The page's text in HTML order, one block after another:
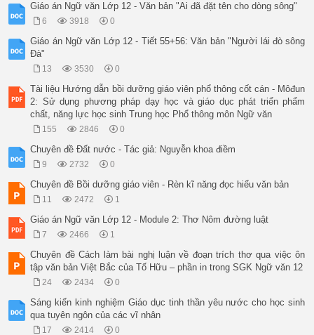
Giáo án Ngữ văn Lớp 12 - Văn bản "Ai đã đặt tên cho dòng sông"
6 3918 0
Giáo án Ngữ văn Lớp 12 - Tiết 55+56: Văn bản "Người lái đò sông
Đà"
13 3530 0
Tài liệu Hướng dẫn bồi dưỡng giáo viên phổ thông cốt cán - Môđun
2: Sử dụng phương pháp dạy học và giáo dục phát triển phẩm
chất, năng lực học sinh Trung học Phổ thông môn Ngữ văn
155 2846 0
Chuyên đề Đất nước - Tác giả: Nguyễn khoa điềm
9 2732 0
Chuyên đề Bồi dưỡng giáo viên - Rèn kĩ năng đọc hiểu văn bản
11 2472 1
Giáo án Ngữ văn Lớp 12 - Module 2: Thơ Nôm đường luật
7 2466 1
Chuyên đề Cách làm bài nghị luận về đoạn trích thơ qua việc ôn
tập văn bản Việt Bắc của Tố Hữu – phần in trong SGK Ngữ văn 12
24 2434 0
Sáng kiến kinh nghiệm Giáo dục tinh thần yêu nước cho học sinh
qua tuyên ngôn của các vĩ nhân
17 2414 0